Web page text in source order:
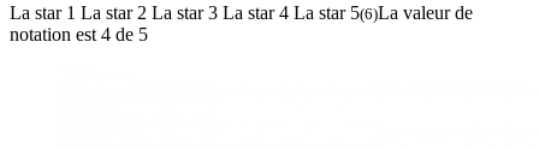
La star 1 La star 2 La star 3 La star 4 La star 5(6)La valeur de
notation est 4 de 5